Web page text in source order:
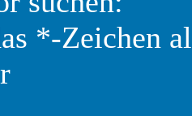
*-Zeichen